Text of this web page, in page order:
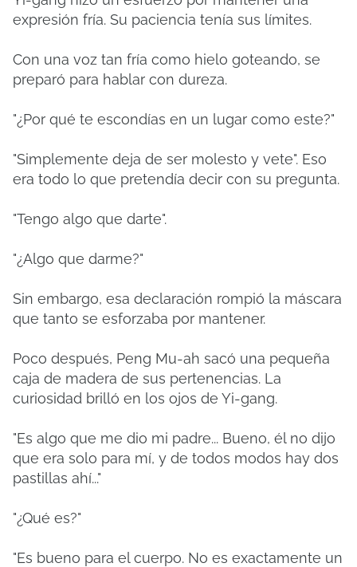
expresión fría. Su paciencia tenía sus límites.
Con una voz tan fría como hielo goteando, se
preparó para hablar con dureza.
"¿Por qué te escondías en un lugar como este?"
"Simplemente deja de ser molesto y vete". Eso
era todo lo que pretendía decir con su pregunta.
"Tengo algo que darte".
"¿Algo que darme?"
Sin embargo, esa declaración rompió la máscara
que tanto se esforzaba por mantener.
Poco después, Peng Mu-ah sacó una pequeña
caja de madera de sus pertenencias. La
curiosidad brilló en los ojos de Yi-gang.
"Es algo que me dio mi padre... Bueno, él no dijo
que era solo para mí, y de todos modos hay dos
pastillas ahí..."
"¿Qué es?"
"Es bueno para el cuerpo. No es exactamente un